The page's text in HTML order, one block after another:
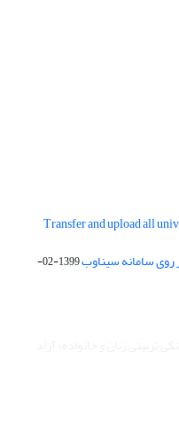
Transfer and upload all
روی سامانه سیناوب
1399-02-